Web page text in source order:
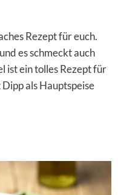
Rezept für euch.
es schmeckt auch
ist ein tolles Rezept für
als Hauptspeise